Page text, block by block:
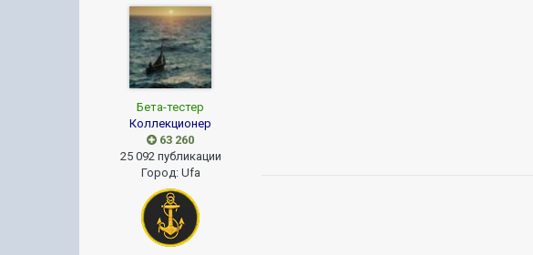
Бета-тестер
Коллекционер
63 260
25 092 публикации
Город: Ufa